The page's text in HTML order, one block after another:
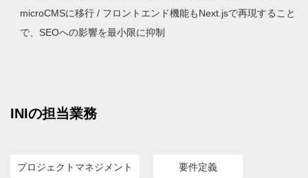
microCMSに移行 / フロントエンド機能もNext.jsで再現すること
で、SEOへの影響を最小限に抑制
INIの担当業務
プロジェクトマネジメント 要件定義